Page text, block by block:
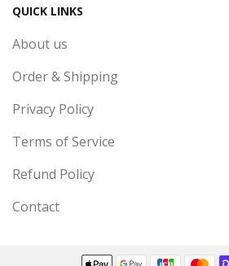
QUICK LINKS
About us
Order & Shipping
Privacy Policy
Terms of Service
Refund Policy
Contact